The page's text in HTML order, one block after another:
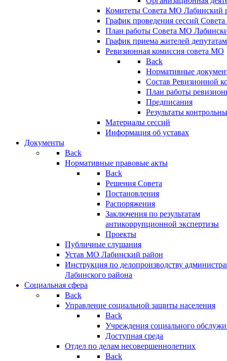
Комитеты Совета МО Лабинский
График проведения сессий
План работы Совета МО
График приема жителей
Ревизионная комиссия совета МО
Back
Нормативные
Состав Ревизионной
План работы
Предписания
Результаты
Материалы сессий
Информация об уставах
Документы
Back
Нормативные правовые акты
Back
Решения Совета
Постановления
Распоряжения
Заключения по результатам
антикоррупционной экспертизы
Проекты
Публичные слушания
Устав МО Лабинский район
Инструкция по делопроизводству
Лабинского района
Социальная сфера
Back
Управление социальной защиты населения
Back
Учреждения социального
Доступная среда
Отдел по делам несовершеннолетних
Back